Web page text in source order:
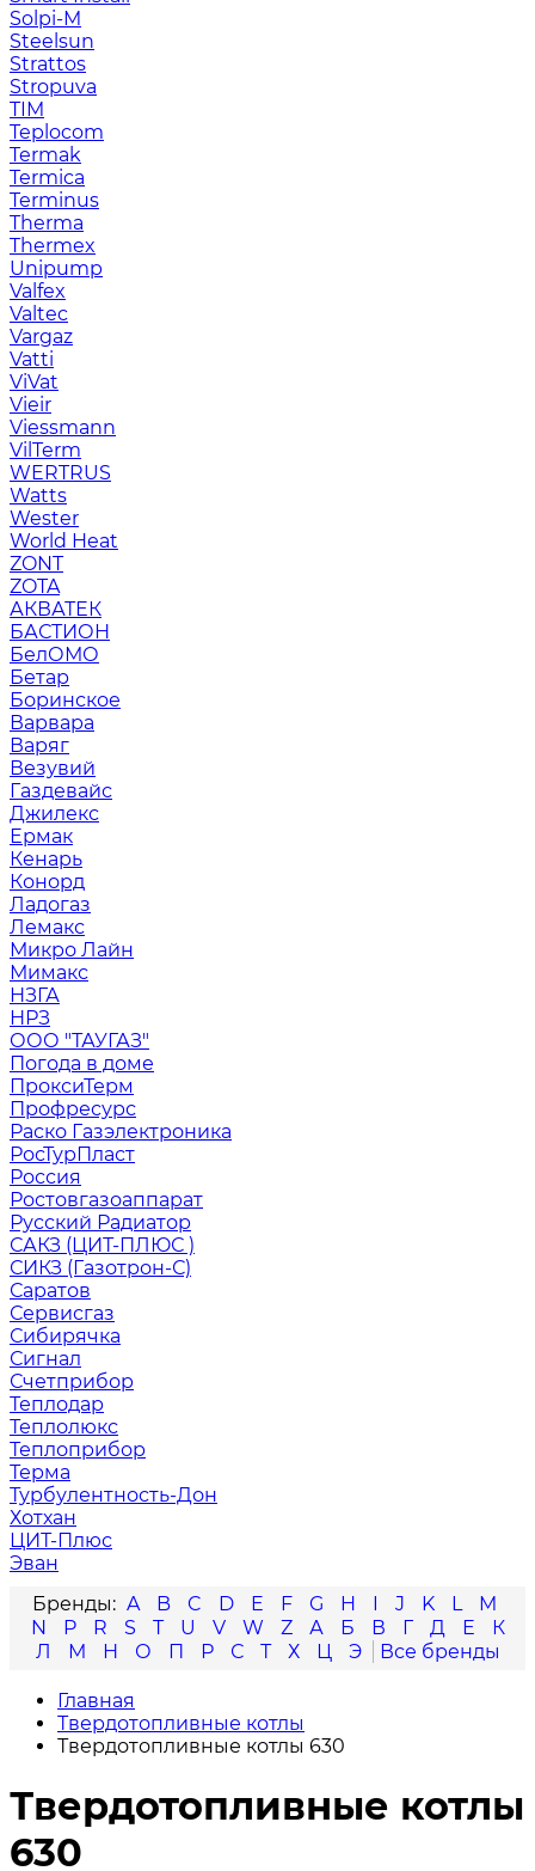
Solpi-M
Steelsun
Strattos
Stropuva
TIM
Teplocom
Termak
Termica
Terminus
Therma
Thermex
Unipump
Valfex
Valtec
Vargaz
Vatti
ViVat
Vieir
Viessmann
VilTerm
WERTRUS
Watts
Wester
World Heat
ZONT
ZOTA
АКВАТЕК
БАСТИОН
БелОМО
Бетар
Боринское
Варвара
Варяг
Везувий
Газдевайс
Джилекс
Ермак
Кенарь
Конорд
Ладогаз
Лемакс
Микро Лайн
Мимакс
НЗГА
НРЗ
ООО "ТАУГАЗ"
Погода в доме
ПроксиТерм
Профресурс
Раско Газэлектроника
РосТурПласт
Россия
Ростовгазоаппарат
Русский Радиатор
САКЗ (ЦИТ-ПЛЮС )
СИКЗ (Газотрон-С)
Саратов
Сервисгаз
Сибирячка
Сигнал
Счетприбор
Теплодар
Теплолюкс
Теплоприбор
Терма
Турбулентность-Дон
Хотхан
ЦИТ-Плюс
Эван
A
B C D E F G H I J K L
M
N
P R S T U V W Z А Б В Г Д Е
К
Л
М Н О П Р С Т Х Ц Э
Главная
Твердотопливные котлы
Твердотопливные котлы 630
Твердотопливные котлы
630